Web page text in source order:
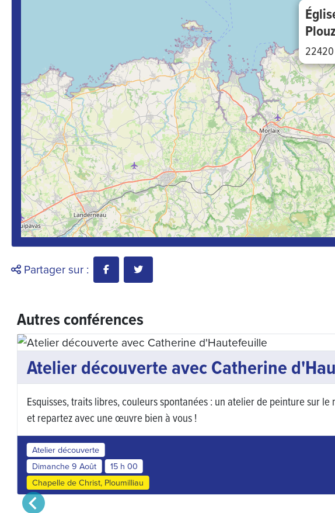
Partager sur :
Autres conférences
Atelier découverte avec Catherine
Esquisses, traits libres, couleurs spontanées : un atelier de peinture sur
et repartez avec une œuvre bien à vous !
Atelier découverte
Dimanche 9 Août
15 h 00
Chapelle de Christ, Ploumilliau